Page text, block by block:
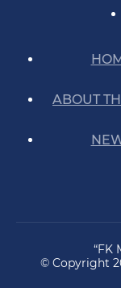
ABOUT
“FK
© Copyright